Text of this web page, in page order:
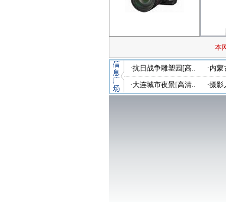
本
·抗日战争雕塑园[高.. ·内
·大连城市夜景[高清..
·摄